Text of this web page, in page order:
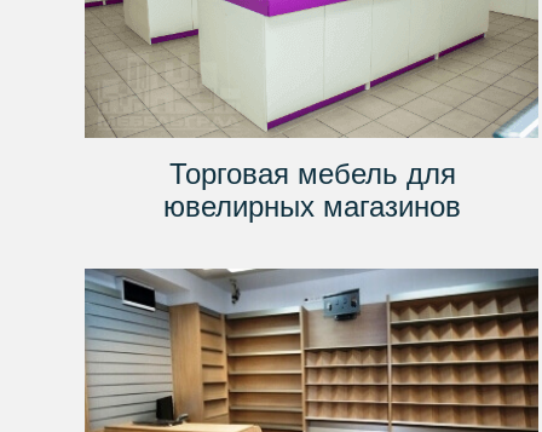
Торговая мебель для
ювелирных магазинов